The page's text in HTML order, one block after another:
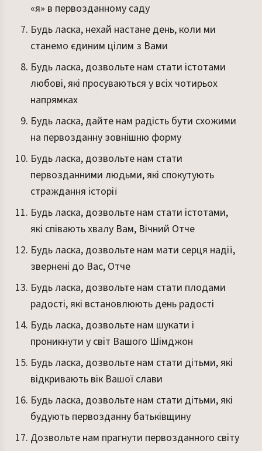
«я» в первозданному саду
Будь ласка, нехай настане день, коли ми
станемо єдиним цілим з Вами
Будь ласка, дозвольте нам стати істотами
любові, які просуваються у всіх чотирьох
напрямках
Будь ласка, дайте нам радість бути схожими
на первозданну зовнішню форму
Будь ласка, дозвольте нам стати
первозданними людьми, які спокутують
страждання історії
Будь ласка, дозвольте нам стати істотами,
які співають хвалу Вам, Вічний Отче
Будь ласка, дозвольте нам мати серця надії,
звернені до Вас, Отче
Будь ласка, дозвольте нам стати плодами
радості, які встановлюють день радості
Будь ласка, дозвольте нам шукати і
проникнути у світ Вашого Шімджон
Будь ласка, дозвольте нам стати дітьми, які
відкривають вік Вашої слави
Будь ласка, дозвольте нам стати дітьми, які
будують первозданну батьківщину
Дозвольте нам прагнути первозданного світу